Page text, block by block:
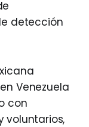
detección
Venezuela
con
voluntarios,